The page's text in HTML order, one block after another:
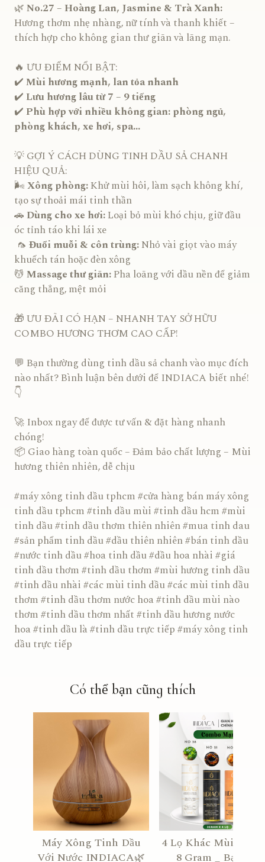
🌿No.27 – Hoàng Lan, Jasmine & Trà Xanh:
Hương thơm nhẹ nhàng, nữ tính và thanh khiết –
thích hợp cho không gian thư giãn và lãng mạn.
🔥 ƯU ĐIỂM NỔI BẬT:
✔️Mùi hương mạnh, lan tỏa nhanh
✔️ Lưu hương lâu từ 7 – 9 tiếng
✔️ Phù hợp với nhiều không gian: phòng ngủ,
phòng khách, xe hơi, spa...
💡 GỢI Ý CÁCH DÙNG TINH DẦU SẢ CHANH
HIỆU QUẢ:
🌬️Xông phòng:Khử mùi hôi, làm sạch không khí,
tạo sự thoải mái tinh thần
🚗 Dùng cho xe hơi:Loại bỏ mùi khó chịu, giữ đầu
óc tỉnh táo khi lái xe
🦟 Đuổi muỗi & côn trùng:Nhỏ vài giọt vào máy
khuếch tán hoặc đèn xông
💆 Massage thư giãn:Pha loãng với dầu nền để giảm
căng thẳng, mệt mỏi
🎁 ƯU ĐÃI CÓ HẠN – NHANH TAY SỞ HỮU
COMBO HƯƠNG THƠM CAO CẤP!
💬 Bạn thường dùng tinh dầu sả chanh vào mục đích
nào nhất? Bình luận bên dưới để INDIACA biết nhé!
👇
🚀 Inbox ngay để được tư vấn & đặt hàng nhanh
chóng!
📦 Giao hàng toàn quốc – Đảm bảo chất lượng – Mùi
hương thiên nhiên, dễ chịu
#máy xông tinh dầu tphcm #cửa hàng bán máy xông
tinh dầu tphcm #tinh dầu mùi #tinh dầu hcm #mùi
tinh dầu #tinh dầu thơm thiên nhiên #mua tinh dau
#sản phẩm tinh dầu #dầu thiên nhiên #bán tinh dầu
#nước tinh dầu #hoa tinh dầu #dầu hoa nhài #giá
tinh dầu thơm #tinh dầu thơm #mùi hương tinh dầu
#tinh dầu nhài #các mùi tinh dầu #các mùi tinh dầu
thơm #tinh dầu thơm nước hoa #tinh dầu mùi nào
thơm #tinh dầu thơm nhất #tinh dầu hương nước
hoa #tinh dầu là #tinh dầu trực tiếp #máy xông tinh
dầu trực tiếp
Có thể bạn cũng thích
Máy Xông Tinh Dầu
Với Nước INDIACA🌿
4 Lọ Khác Mùi No
8 Gram _ Bạc Hà,